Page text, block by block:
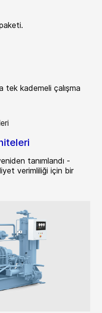
kademeli çalışma
tanımlandı -
verimliliği için bir